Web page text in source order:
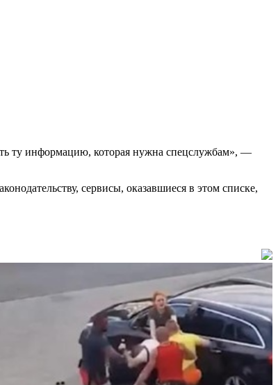
ту информацию, которая нужна спецслужбам», —
сервисы, оказавшиеся в этом списке,